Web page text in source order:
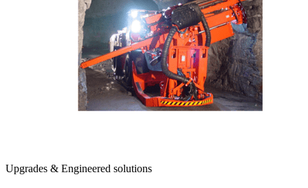
Upgrades & Engineered solutions